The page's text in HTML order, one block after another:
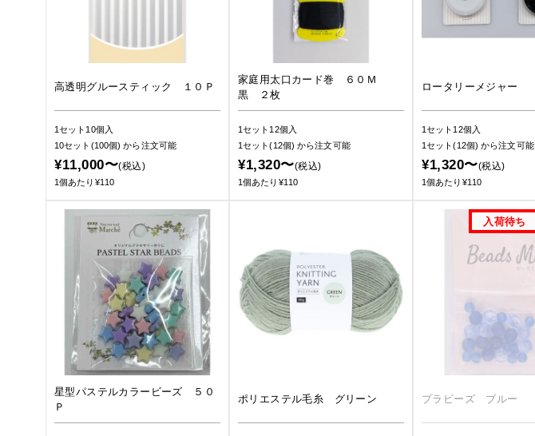
高透明グルースティック １０Ｐ
1セット10個入
10セット(100個)から注文可能
¥11,000〜(税込)
1個あたり¥110
家庭用太口カード巻 ６０Ｍ
黒 ２枚
1セット12個入
1セット(12個)から注文可能
¥1,320〜(税込)
1個あたり¥110
ロータリーメジャー
1セット12個入
1セット(12個)から注文可能
¥1,320〜(税込)
1個あたり¥110
星型パステルカラービーズ ５０
Ｐ
ポリエステル毛糸 グリーン プラビーズ ブルー